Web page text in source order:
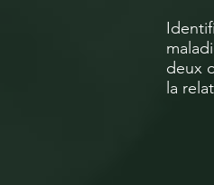
deux
la